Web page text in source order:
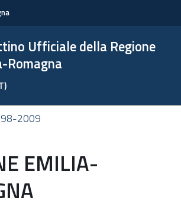
Ufficiale della Regione
Romagna
2009
EMILIA-